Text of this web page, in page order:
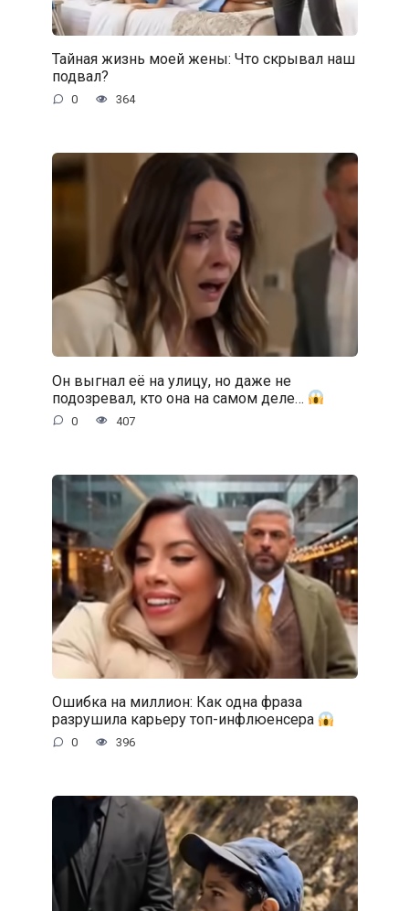
Тайная жизнь моей жены: Что скрывал наш
подвал?
0 364
Он выгнал её на улицу, но даже не
подозревал, кто она на самом деле…
0 407
Ошибка на миллион: Как одна фраза
разрушила карьеру топ-инфлюенсера
0 396